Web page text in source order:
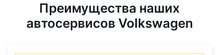
Преимущества наших
автосервисов Volkswagen